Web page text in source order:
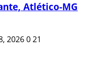
Atlético-MG
2026021